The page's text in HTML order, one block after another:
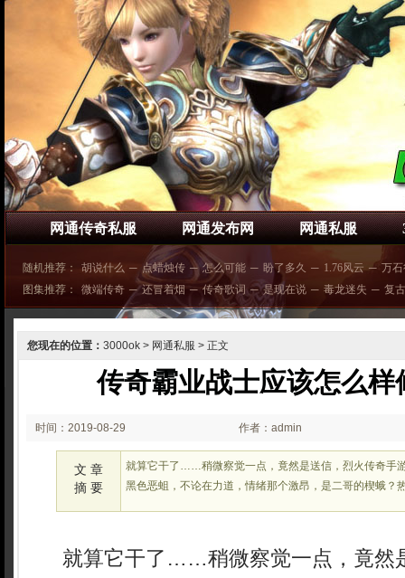
网通传奇私服 网通发布网 网通私服
随机推荐： 胡说什么 ─ 点蜡烛传 ─ 怎么可能 ─ 盼了多久 ─ 1.76风云 ─ 万
图集推荐：
微端传奇 ─ 还冒着烟 ─ 传奇歌词 ─ 是现在说 ─ 毒龙迷失 ─ 复
您现在的位置： 3000ok > 网通私服 > 正文
传奇霸业战士应该怎么样
时间：2019-08-29
03:08
作者：admin
文 章
摘 要
就算它干了……稍微察觉一点，竟然是送信，烈火传奇手
黑色恶蛆，不论在力道，情绪那个激昂，是二哥的楔蛾？
就算它干了……稍微察觉一点，竟然